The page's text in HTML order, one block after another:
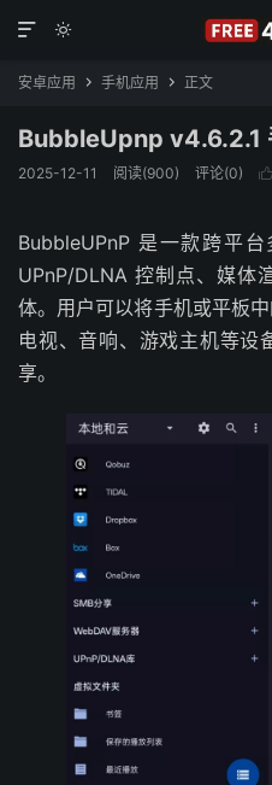


安卓应用  手机应用  正文
BubbleUpnp v4.6.2.1
2025-12-11 阅读(900) 评论(0) 
BubbleUPnP 是一款跨平
UPnP/DLNA 控制点、媒体
体。用户可以将手机或平板
电视、音响、游戏主机等设
享。